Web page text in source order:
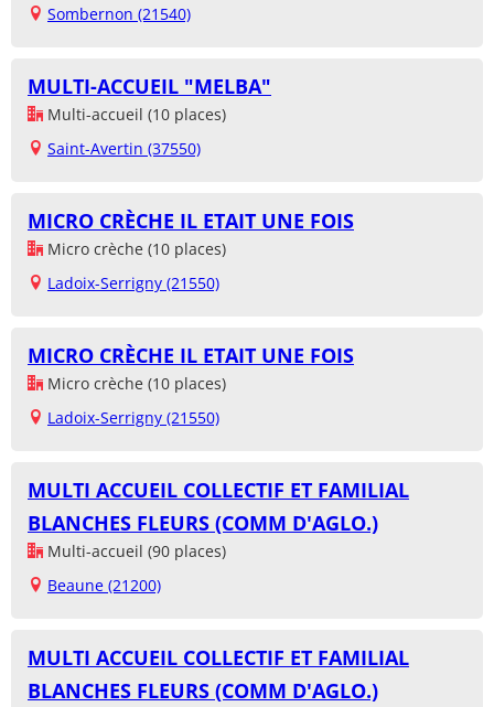
Sombernon (21540)
MULTI-ACCUEIL "MELBA"
Multi-accueil (10 places)
Saint-Avertin (37550)
MICRO CRÈCHE IL ETAIT UNE FOIS
Micro crèche (10 places)
Ladoix-Serrigny (21550)
MICRO CRÈCHE IL ETAIT UNE FOIS
Micro crèche (10 places)
Ladoix-Serrigny (21550)
MULTI ACCUEIL COLLECTIF ET FAMILIAL
BLANCHES FLEURS (COMM D'AGLO.)
Multi-accueil (90 places)
Beaune (21200)
MULTI ACCUEIL COLLECTIF ET FAMILIAL
BLANCHES FLEURS (COMM D'AGLO.)